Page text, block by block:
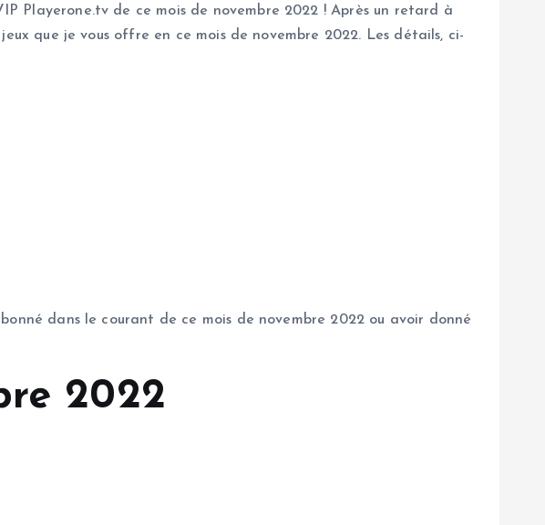
Playerone.tv de ce mois de novembre 2022 ! Après un retard à
que je vous offre en ce mois de novembre 2022. Les détails, ci-
dans le courant de ce mois de novembre 2022 ou avoir donné
2022